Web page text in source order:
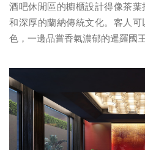
酒吧休閒區的櫥櫃設計得像茶
和深厚的蘭納傳統文化。客人
色，一邊品嘗香氣濃郁的暹羅國